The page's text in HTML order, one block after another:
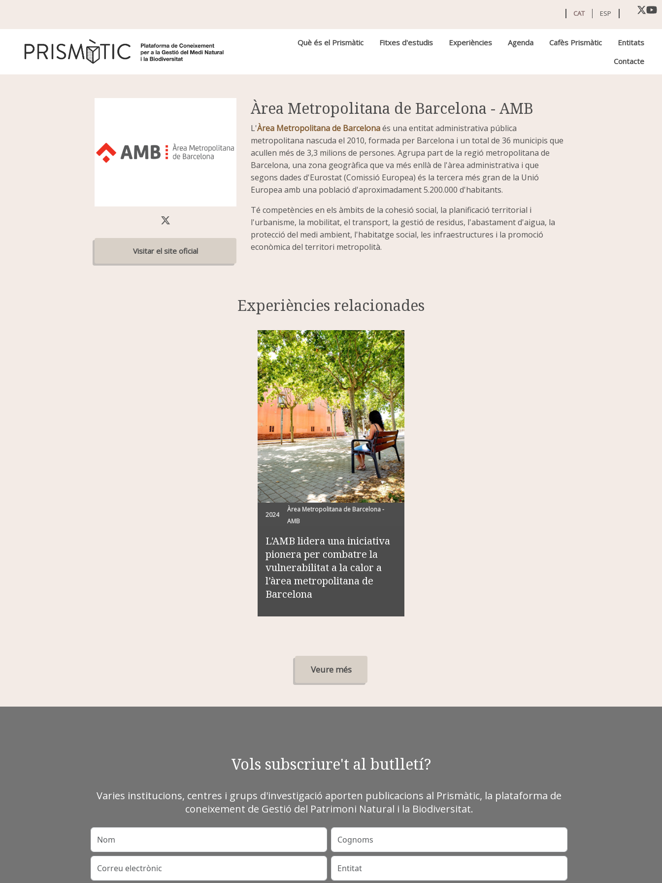
CAT ESP
Navegació principal
Què és el Prismàtic Fitxes d'estudis Experiències Agenda Cafès Prismàtic
Entitats
Contacte
Àrea Metropolitana de Barcelona - AMB
L'Àrea Metropolitana de Barcelonaés una entitat administrativa pública
metropolitana nascuda el 2010, formada per Barcelona i un total de 36 municipis que
acullen més de 3,3 milions de persones. Agrupa part de la regió metropolitana de
Barcelona, una zona geogràfica que va més enllà de l'àrea administrativa i que
segons dades d'Eurostat (Comissió Europea) és la tercera més gran de la Unió
Europea amb una població d'aproximadament 5.200.000 d'habitants.
Té competències en els àmbits de la cohesió social, la planificació territorial i
l'urbanisme, la mobilitat, el transport, la gestió de residus, l'abastament d'aigua, la
protecció del medi ambient, l'habitatge social, les infraestructures i la promoció
econòmica del territori metropolità.
Experiències relacionades
2024
Àrea Metropolitana de Barcelona -
AMB
L'AMB lidera una iniciativa
pionera per combatre la
vulnerabilitat a la calor a
l’àrea metropolitana de
Barcelona
Veure més
Vols subscriure't al butlletí?
Varies institucions, centres i grups d'investigació aporten publicacions al Prismàtic, la plataforma de
coneixement de Gestió del Patrimoni Natural i la Biodiversitat.
Nom Cognoms
Correu electrònic Entitat